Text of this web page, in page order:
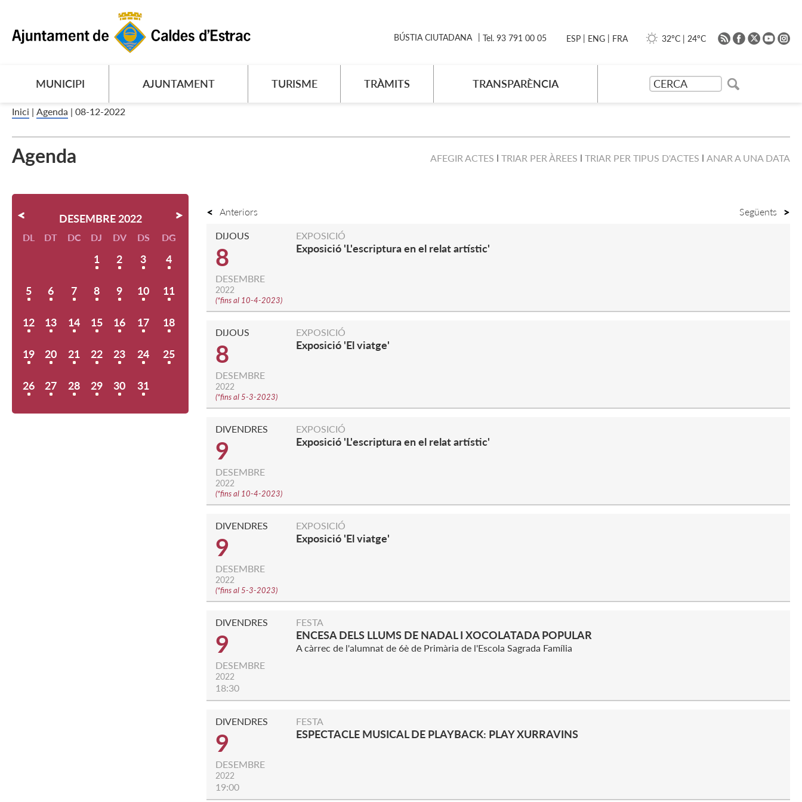
MUNICIPI AJUNTAMENT TURISME TRÀMITS TRANSPARÈNCIA
BÚSTIA CIUTADANA Tel. 93 791 00 05 ESP | ENG | FRA 32ºC | 24ºC
Inici | Agenda | 08-12-2022
Agenda AFEGIR ACTES TRIAR PER ÀREES TRIAR PER TIPUS D'ACTES ANAR A UNA DATA
DESEMBRE 2022
DL DT DC DJ DV DS DG
1 2 3 4
5 6 7 8 9 10 11
12 13 14 15 16 17 18
19 20 21 22 23 24 25
26 27 28 29 30 31
Anteriors Següents
DIJOUS
8
DESEMBRE
2022
(*fins al 10-4-2023)
EXPOSICIÓ
Exposició 'L'escriptura en el relat artístic'
DIJOUS
8
DESEMBRE
2022
(*fins al 5-3-2023)
EXPOSICIÓ
Exposició 'El viatge'
DIVENDRES
9
DESEMBRE
2022
(*fins al 10-4-2023)
EXPOSICIÓ
Exposició 'L'escriptura en el relat artístic'
DIVENDRES
9
DESEMBRE
2022
(*fins al 5-3-2023)
EXPOSICIÓ
Exposició 'El viatge'
DIVENDRES
9
DESEMBRE
2022
18:30
FESTA
ENCESA DELS LLUMS DE NADAL I XOCOLATADA POPULAR
A càrrec de l'alumnat de 6è de Primària de l'Escola Sagrada Família
DIVENDRES
9
DESEMBRE
2022
19:00
FESTA
ESPECTACLE MUSICAL DE PLAYBACK: PLAY XURRAVINS